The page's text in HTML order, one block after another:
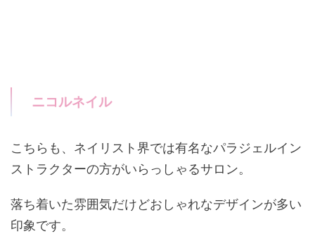
ニコルネイル
こちらも、ネイリスト界では有名なパラジェルイン
ストラクターの方がいらっしゃるサロン。
落ち着いた雰囲気だけどおしゃれなデザインが多い
印象です。